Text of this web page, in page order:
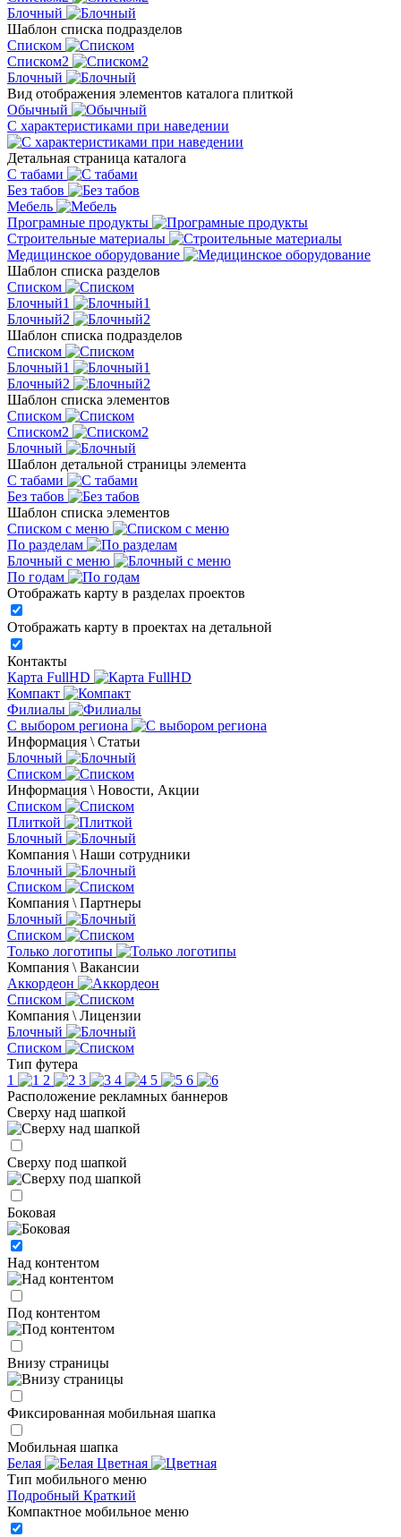
Блочный
Шаблон списка подразделов
Списком
Списком2
Блочный
Вид отображения элементов каталога плиткой
Обычный
С характеристиками при наведении
Детальная страница каталога
С табами
Без табов
Мебель
Програмные продукты
Строительные материалы
Медицинское оборудование
Шаблон списка разделов
Списком
Блочный1
Блочный2
Шаблон списка подразделов
Списком
Блочный1
Блочный2
Шаблон списка элементов
Списком
Списком2
Блочный
Шаблон детальной страницы элемента
С табами
Без табов
Шаблон списка элементов
Списком c меню
По разделам
Блочный с меню
По годам
Отображать карту в разделах проектов
Отображать карту в проектах на детальной
Контакты
Карта FullHD
Компакт
Филиалы
С выбором региона
Информация \ Статьи
Блочный
Списком
Информация \ Новости, Акции
Списком
Плиткой
Блочный
Компания \ Наши сотрудники
Блочный
Списком
Компания \ Партнеры
Блочный
Списком
Только логотипы
Компания \ Вакансии
Аккордеон
Списком
Компания \ Лицензии
Блочный
Списком
Тип футера
1
2 3 4 5
6
Расположение рекламных баннеров
Сверху над шапкой
Сверху под шапкой
Боковая
Над контентом
Под контентом
Внизу страницы
Фиксированная мобильная шапка
Мобильная шапка
Белая
Цветная
Тип мобильного меню
Подробный Краткий
Компактное мобильное меню